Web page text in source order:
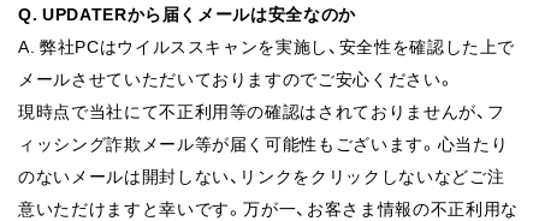
Q. UPDATERから届くメールは安全なのか
A. 弊社PCはウイルススキャンを実施し、安全性を確認した上で
メールさせていただいておりますのでご安心ください。
現時点で当社にて不正利用等の確認はされておりませんが、フ
ィッシング詐欺メール等が届く可能性もございます。心当たり
のないメールは開封しない、リンクをクリックしないなどご注
意いただけますと幸いです。万が一、お客さま情報の不正利用な